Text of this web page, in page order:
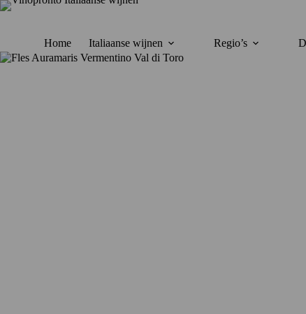
Ga
Home
Italiaanse wijnen Regio’s